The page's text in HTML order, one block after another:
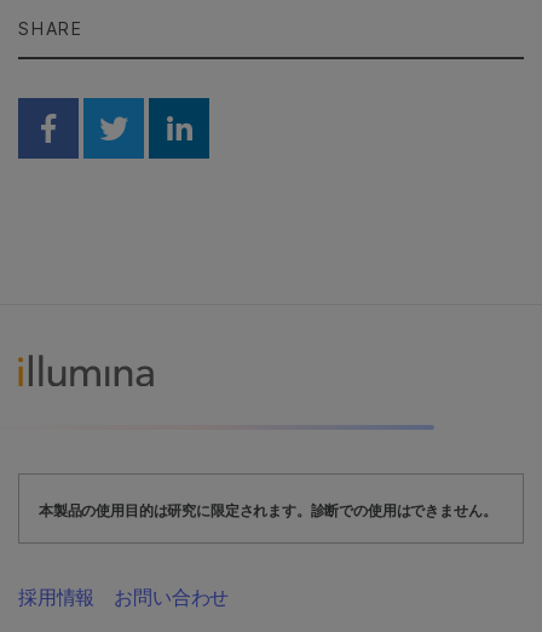
SHARE
Share on Facebook
Share on Twitter
Share on Linkedin
本製品の使用目的は研究に限定されます。診断での使用はできません。
採用情報 お問い合わせ